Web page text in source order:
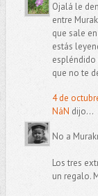
Ojalá le
entre
que sale
estás
espléndido
que no te
4 de
NáN dijo...
No a
Los tres
un regalo.